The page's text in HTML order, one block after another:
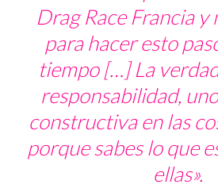
Drag Race Francia y
para hacer esto
tiempo […] La
responsabilidad,
constructiva en las
porque sabes lo que
ellas».